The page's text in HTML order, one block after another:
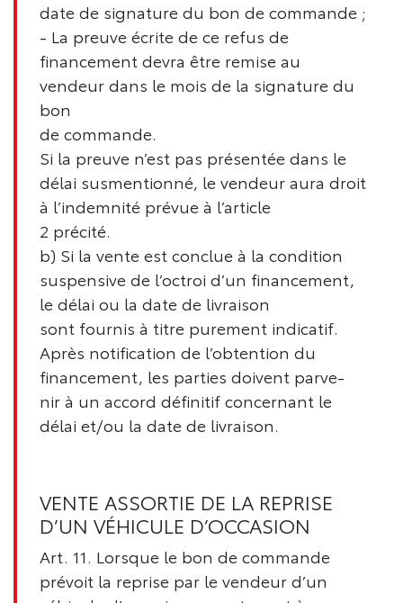
date de signature du bon de commande ;
- La preuve écrite de ce refus de
financement devra être remise au
vendeur dans le mois de la signature du
bon
de commande.
Si la preuve n’est pas présentée dans le
délai susmentionné, le vendeur aura droit
à l’indemnité prévue à l’article
2 précité.
b) Si la vente est conclue à la condition
suspensive de l’octroi d’un financement,
le délai ou la date de livraison
sont fournis à titre purement indicatif.
Après notification de l’obtention du
financement, les parties doivent parve-
nir à un accord définitif concernant le
délai et/ou la date de livraison.
VENTE ASSORTIE DE LA REPRISE
D’UN VÉHICULE D’OCCASION
Art. 11. Lorsque le bon de commande
prévoit la reprise par le vendeur d’un